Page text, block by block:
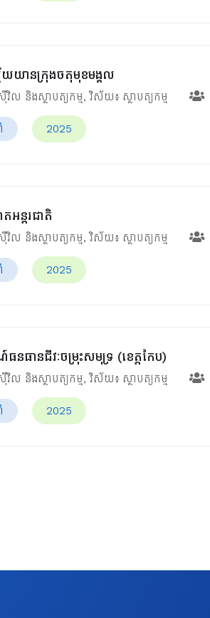
យានក្រុងចតុមុខមង្គល
ល និងស្ថាបត្យកម្ម, វិស័យ៖ ស្ថាបត្យកម្ម
2025
អន្តរជាតិ
ល និងស្ថាបត្យកម្ម, វិស័យ៖ ស្ថាបត្យកម្ម
2025
ធានជីវៈចម្រុះសមុទ្រ (ខេត្តកែប)
ល និងស្ថាបត្យកម្ម, វិស័យ៖ ស្ថាបត្យកម្ម
2025